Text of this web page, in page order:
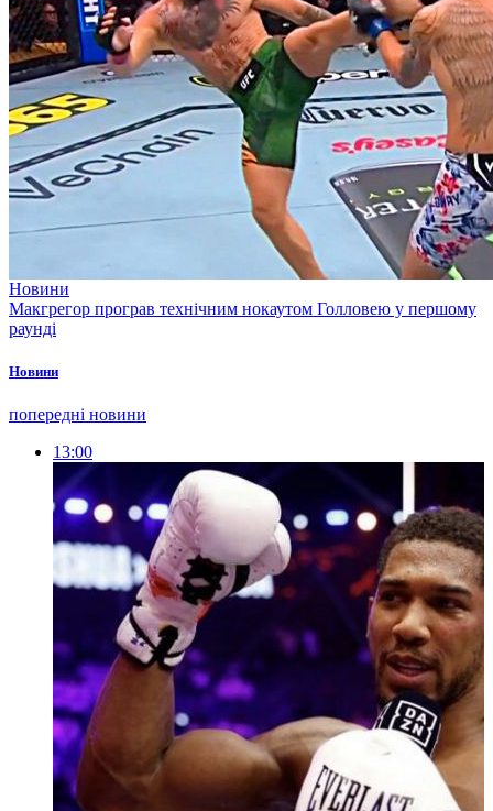
Новини
Макгрегор програв технічним нокаутом Голловею у першому
раунді
Новини
попередні новини
13:00